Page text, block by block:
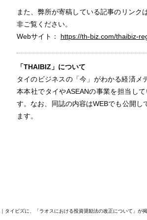
タイビズに、「ラオスにおける投資奨励法の改正について」が
また、弊所が寄稿している記事のリン
非ご覧ください。
Webサイト： https://th-biz.com/thaibiz-
「THAIBIZ」について
タイのビジネスの「今」がわかる経済メ
本本社でタイやASEANの事業を担当し
す。なお、同誌の内容はWEBでも公開
ます。